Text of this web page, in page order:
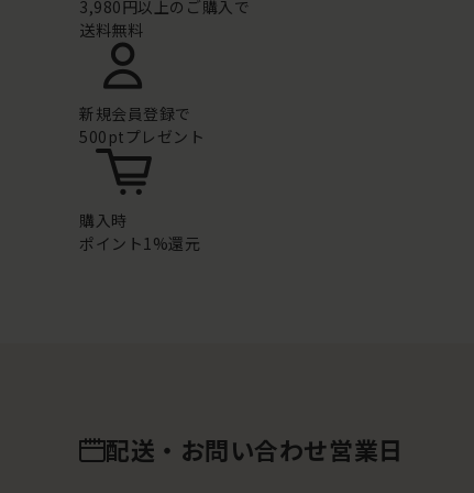
3,980円以上のご購入で
送料無料
新規会員登録で
500ptプレゼント
購入時
ポイント1%還元
配送・お問い合わせ営業日